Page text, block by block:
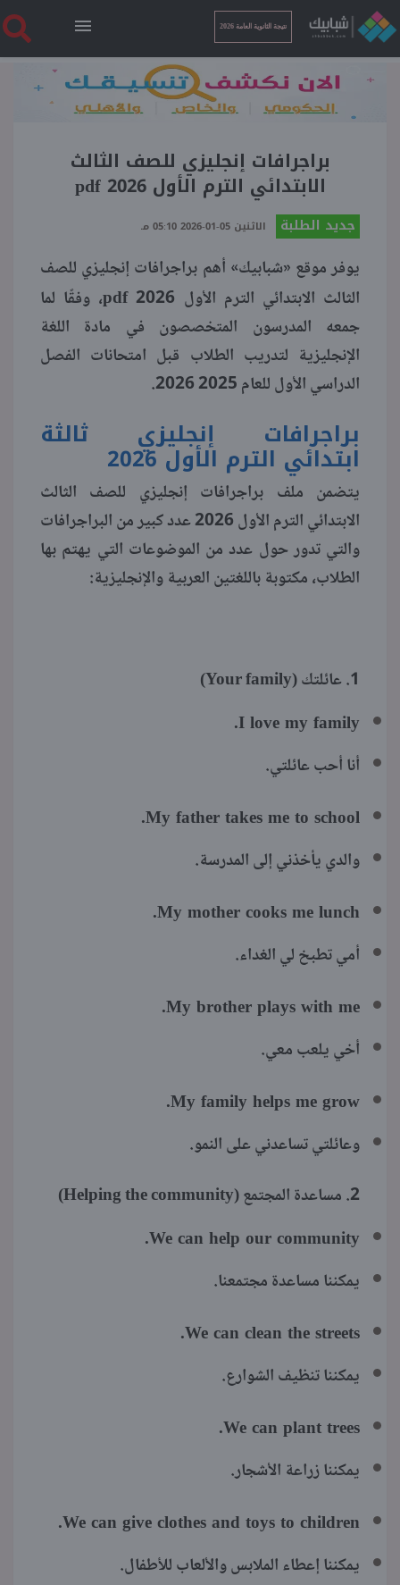
نتيجة الثانوية العامة 2026
الرئيسية
نتيجة الثانوية العامة 2026
فنجان قهوة
بوابة الطلبة
ملفات
منوعات
براجرافات إنجليزي للصف الثالث
الابتدائي الترم الأول 2026 pdf
جديد الطلبة الاثنين 05-01-2026 05:10 مـ
يوفر موقع «شبابيك» أهم براجرافات إنجليزي للصف
الثالث الابتدائي الترم الأول 2026
pdf، وفقًا لما
جمعه المدرسون المتخصصون في مادة اللغة
الإنجليزية لتدريب الطلاب قبل امتحانات الفصل
الدراسي الأول للعام 2025 2026.
براجرافات إنجليزي ثالثة
ابتدائي الترم الأول 2026
يتضمن ملف براجرافات إنجليزي للصف الثالث
الابتدائي الترم الأول 2026 عدد كبير من البراجرافات
والتي تدور حول عدد من الموضوعات التي يهتم بها
الطلاب، مكتوبة باللغتين العربية والإنجليزية:
1. عائلتك (Your family)
I love my family.
أنا أحب عائلتي.
My father takes me to school.
والدي يأخذني إلى المدرسة.
My mother cooks me lunch.
أمي تطبخ لي الغداء.
My brother plays with me.
أخي يلعب معي.
My family helps me grow.
وعائلتي تساعدني على النمو.
2. مساعدة المجتمع (Helping the community)
We can help our community.
يمكننا مساعدة مجتمعنا.
We can clean the streets.
يمكننا تنظيف الشوارع.
We can plant trees.
يمكننا زراعة الأشجار.
We can give clothes and toys to children.
يمكننا إعطاء الملابس والألعاب للأطفال.